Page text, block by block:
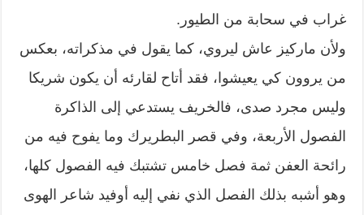
غراب في سحابة من الطيور.
ولأن ماركيز عاش ليروي، كما يقول في مذكراته، بعكس
من يروون كي يعيشوا، فقد أتاح لقارئه أن يكون شريكا
وليس مجرد صدى، فالخريف يستدعي إلى الذاكرة
الفصول الأربعة، وفي قصر البطريرك وما يفوح فيه من
رائحة العفن ثمة فصل خامس تشتبك فيه الفصول كلها،
وهو أشبه بذلك الفصل الذي نفي إليه أوفيد شاعر الهوى